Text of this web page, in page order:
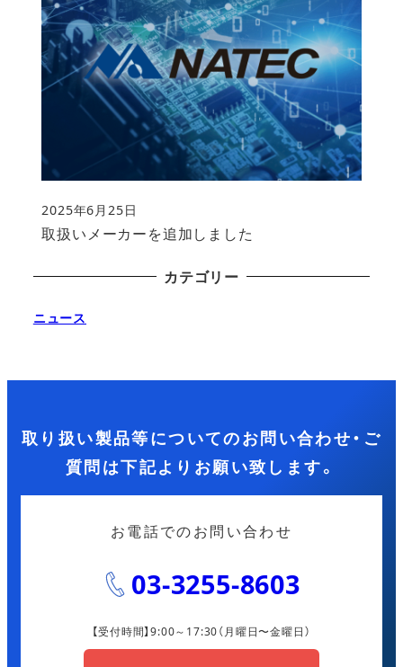
取扱いメーカーを追加しました
投稿日
2025年6月25日
カテゴリー
ニュース
取り扱い製品等についてのお問い合わせ・ご
質問は下記よりお願い致します。
お電話でのお問い合わせ
03-3255-8603
【受付時間】9:00～17:30（月曜日〜金曜日）